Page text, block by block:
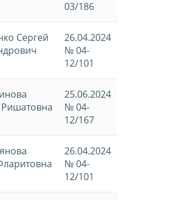
03/186
Сергей
26.04.2024
№ 04-
12/101
25.06.2024
№ 04-
12/167
26.04.2024
№ 04-
12/101